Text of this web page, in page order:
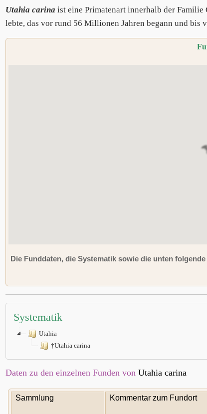
Utahia carina ist eine Primatenart innerhalb der Familie
lebte, das vor rund 56 Millionen Jahren begann und bis
Die Funddaten, die Systematik sowie die unten
Systematik
Utahia
†Utahia carina
Daten zu den einzelnen Funden von Utahia carina
Sammlung Kommentar zum Fundort